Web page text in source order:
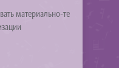
материально-те